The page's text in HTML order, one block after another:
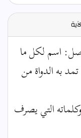
اسم لكل ما
به الدواة من
التي يصرف